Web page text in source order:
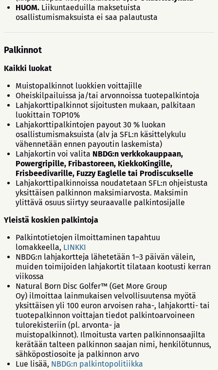
HUOM. Liikuntaeduilla maksetuista
osallistumismaksuista ei saa palautusta
Palkinnot
Kaikki luokat
Muistopalkinnot luokkien voittajille
Oheiskilpailuissa ja/tai arvonnoissa tuotepalkintoja
Lahjakorttipalkinnot sijoitusten mukaan, palkitaan
luokittain TOP10%
Lahjakorttipalkintojen payout 30 % luokan
osallistumismaksuista (alv ja SFL:n käsittelykulu
vähennetään ennen payoutin laskemista)
Lahjakortin voi valita NBDG:n verkkokauppaan,
Powergripille, Fribastoreen, KiekkoKingille,
Frisbeedivarille, Fuzzy Eaglelle tai Prodiscukselle
Lahjakorttipalkinnoissa noudatetaan SFL:n ohjeistusta
yksittäisen palkinnon maksimiarvosta. Maksimin
ylittävä osuus siirtyy seuraavalle palkintosijalle
Yleistä koskien palkintoja
Palkintotietojen ilmoittaminen tapahtuu
lomakkeella, LINKKI
NBDG:n lahjakortteja lähetetään 1–3 päivän välein,
muiden toimijoiden lahjakortit tilataan kootusti kerran
viikossa
Natural Born Disc Golfer™ (Get More Group
Oy) ilmoittaa lainmukaisen velvollisuutensa myötä
yksittäisen yli 100 euron arvoisen raha-, lahjakortti- tai
tuotepalkinnon voittajan tiedot palkintoarvoineen
tulorekisteriin (pl. arvonta- ja
muistopalkinnot). Ilmoitusta varten palkinnonsaajilta
kerätään talteen palkinnon saajan nimi, henkilötunnus,
sähköpostiosoite ja palkinnon arvo
Lue lisää, NBDG:n palkintopolitiikka